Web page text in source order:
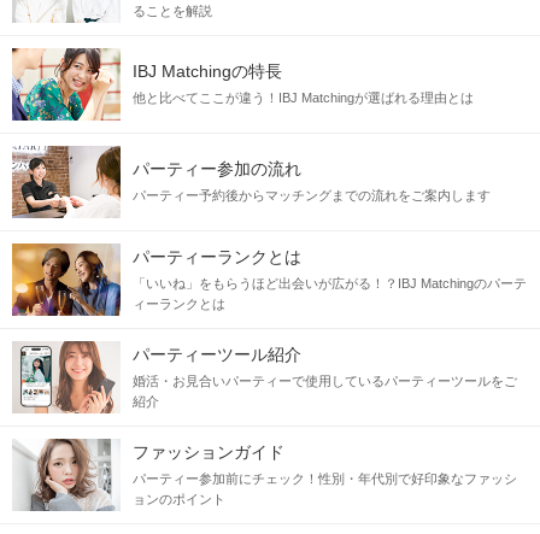
努力して、なりたい職に就き、
そろそろ恋愛をしたいと思ったら、
逢いがないことに気付いた...
出逢いが少ない2人なら
恋も 仕事も頑張れそう♡
当日の流れ
STEP1 受付開始
ることを解説
IBJ Matchingの特長
他と比べてここが違う！IBJ Matchingが選ばれる理由とは
パーティー参加の流れ
パーティー予約後からマッチングまでの流れをご案内します
パーティーランクとは
「いいね」をもらうほど出会いが広がる！？IBJ Matchingのパーテ
ィーランクとは
パーティーツール紹介
婚活・お見合いパーティーで使用しているパーティーツールをご
紹介
ファッションガイド
パーティー参加前にチェック！性別・年代別で好印象なファッシ
ョンのポイント